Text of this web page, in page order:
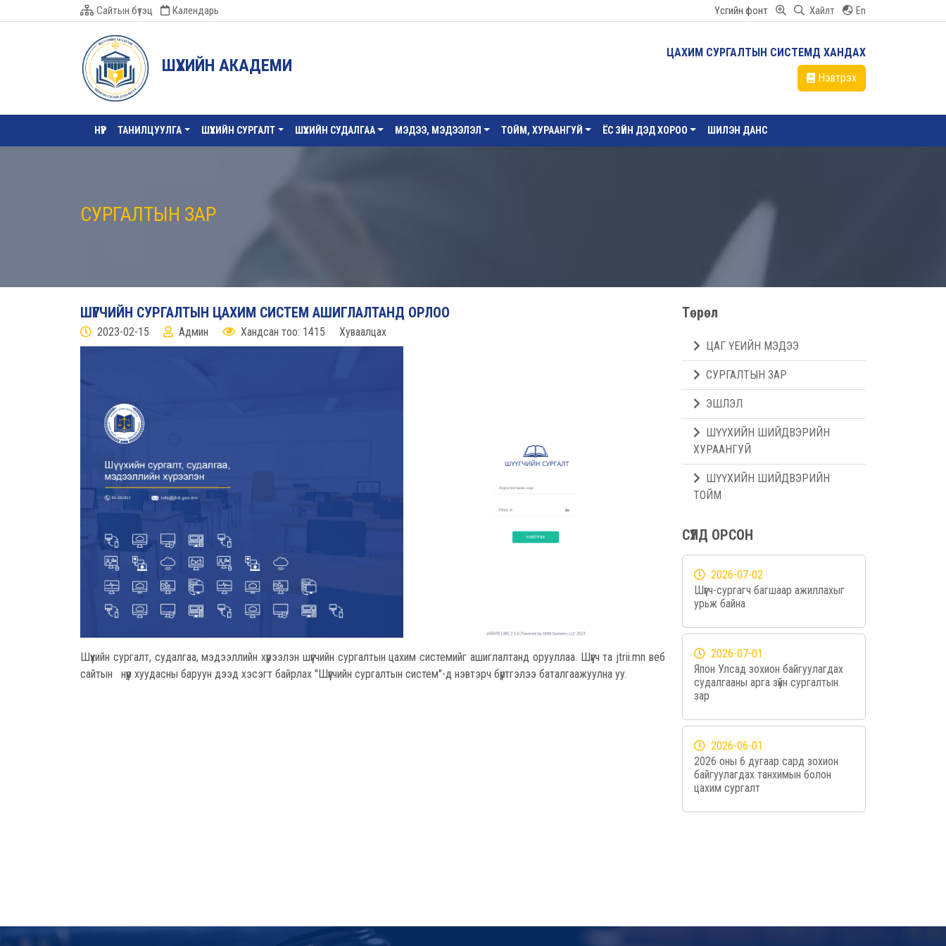
Сайтын бүтэц Календарь Үсгийн фонт Хайлт En
ШҮҮХИЙН АКАДЕМИ
ЦАХИМ СУРГАЛТЫН СИСТЕМД ХАНДАХ
Нэвтрэх
НҮҮР ТАНИЛЦУУЛГА ШҮҮХИЙН СУРГАЛТ ШҮҮХИЙН СУДАЛГАА МЭДЭЭ, МЭДЭЭЛЭЛ ТОЙМ, ХУРААНГУЙ ЁС ЗҮЙН ДЭД ХОРОО ШИЛЭН ДАНС
СУРГАЛТЫН ЗАР
ШҮҮГЧИЙН СУРГАЛТЫН ЦАХИМ СИСТЕМ АШИГЛАЛТАНД ОРЛОО
2023-02-15 Админ Хандсан тоо: 1415 Хуваалцах
Шүүхийн сургалт, судалгаа, мэдээллийн хүрээлэн шүүгчийн сургалтын цахим системийг ашиглалтанд орууллаа. Шүүгч та jtrii.mn веб
сайтын нүүр хуудасны баруун дээд хэсэгт байрлах "Шүүгчийн сургалтын систем"-д нэвтэрч бүртгэлээ баталгаажуулна уу.
Төрөл
ЦАГ ҮЕИЙН МЭДЭЭ
СУРГАЛТЫН ЗАР
ЭШЛЭЛ
ШҮҮХИЙН ШИЙДВЭРИЙН
ХУРААНГУЙ
ШҮҮХИЙН ШИЙДВЭРИЙН
ТОЙМ
СҮҮЛД ОРСОН
2026-07-02
Шүүгч-сургагч багшаар ажиллахыг
урьж байна
2026-07-01
Япон Улсад зохион байгуулагдах
судалгааны арга зүйн сургалтын
зар
2026-06-01
2026 оны 6 дугаар сард зохион
байгуулагдах танхимын болон
цахим сургалт